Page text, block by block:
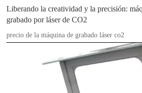
Liberando la creatividad y la precisión:
grabado por láser de CO2
precio de la máquina de grabado láser co2